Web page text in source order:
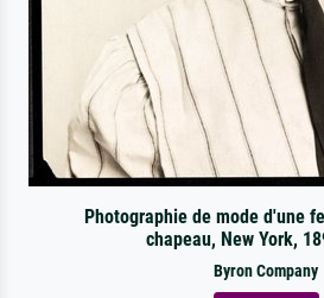
Photographie de mode d'une
chapeau, New York,
Byron Company